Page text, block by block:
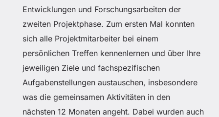
Entwicklungen und Forschungsarbeiten der
zweiten Projektphase. Zum ersten Mal konnten
sich alle Projektmitarbeiter bei einem
persönlichen Treffen kennenlernen und über Ihre
jeweiligen Ziele und fachspezifischen
Aufgabenstellungen austauschen, insbesondere
was die gemeinsamen Aktivitäten in den
nächsten 12 Monaten angeht. Dabei wurden auch